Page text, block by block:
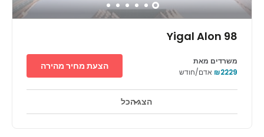
Yigal Alon 98
אזורי מנוחה
משרדים מאת
אדם/חודש
הצעת מחיר מהירה
הצג הכל